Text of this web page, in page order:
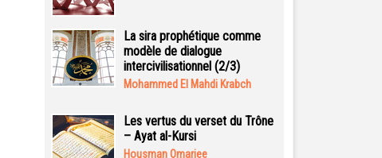
La sira prophétique comme
modèle de dialogue
intercivilisationnel (2/3)
Mohammed El Mahdi Krabch
Les vertus du verset du Trône
– Ayat al-Kursi
Housman Omarjee